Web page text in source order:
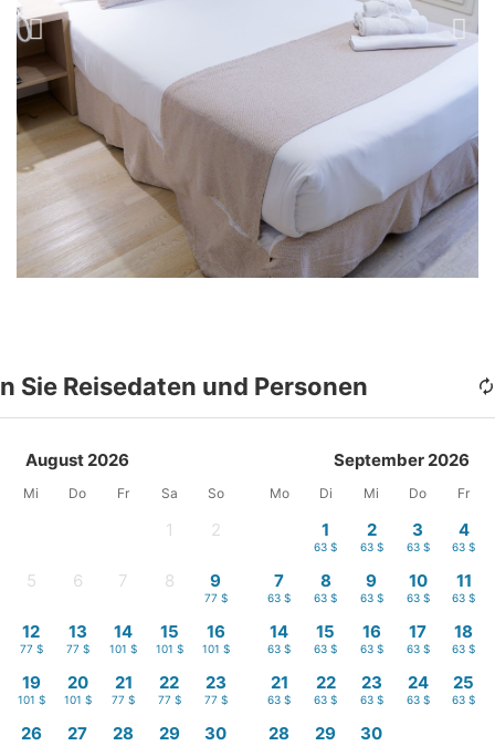
Sie Reisedaten und Personen
August 2026
Mi Do Fr Sa So
1 2
5 6 7 8 9
77 $
12
77 $
13
77 $
14
101 $
15
101 $
16
101 $
19
101 $
20
101 $
21
77 $
22
77 $
23
77 $
26 27 28 29 30
September 2026
Mo Di Mi Do Fr
1
63 $
2
63 $
3
63 $
4
63 $
7
63 $
8
63 $
9
63 $
10
63 $
11
63 $
14
63 $
15
63 $
16
63 $
17
63 $
18
63 $
21
63 $
22
63 $
23
63 $
24
63 $
25
63 $
28 29 30